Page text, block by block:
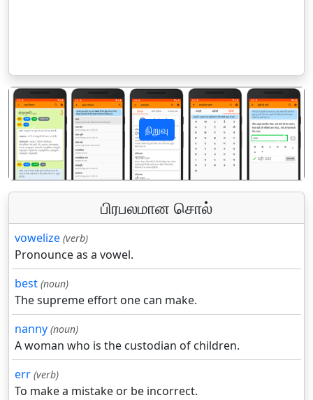
நிறுவு
पिछला अगला
பிரபலமான சொல்
vowelize (verb)
Pronounce as a vowel.
best (noun)
The supreme effort one can make.
nanny (noun)
A woman who is the custodian of children.
err (verb)
To make a mistake or be incorrect.